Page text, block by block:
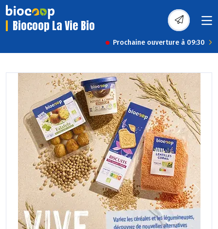
Biocoop La Vie Bio
Prochaine ouverture à 09:30
Previous Next